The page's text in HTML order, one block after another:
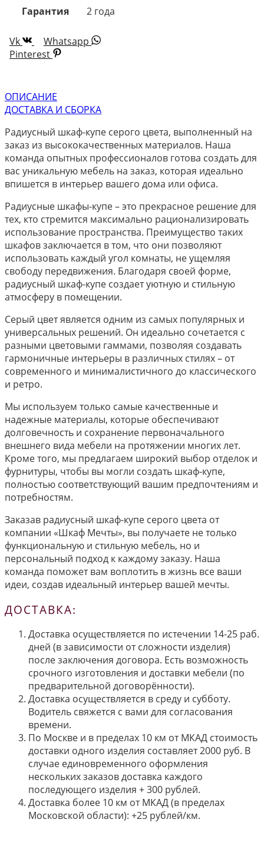
Гарантия 2 года
Vk
Whatsapp
Pinterest
ОПИСАНИЕ
ДОСТАВКА И СБОРКА
Радиусный шкаф-купе серого цвета, выполненный на
заказ из высококачественных материалов. Наша
команда опытных профессионалов готова создать для
вас уникальную мебель на заказ, которая идеально
впишется в интерьер вашего дома или офиса.
Радиусные шкафы-купе – это прекрасное решение для
тех, кто стремится максимально рационализировать
использование пространства. Преимущество таких
шкафов заключается в том, что они позволяют
использовать каждый угол комнаты, не ущемляя
свободу передвижения. Благодаря своей форме,
радиусный шкаф-купе создает уютную и стильную
атмосферу в помещении.
Серый цвет является одним из самых популярных и
универсальных решений. Он идеально сочетается с
разными цветовыми гаммами, позволяя создавать
гармоничные интерьеры в различных стилях – от
современного и минималистичного до классического
и ретро.
Мы используем только самые качественные и
надежные материалы, которые обеспечивают
долговечность и сохранение первоначального
внешнего вида мебели на протяжении многих лет.
Кроме того, мы предлагаем широкий выбор отделок и
фурнитуры, чтобы вы могли создать шкаф-купе,
полностью соответствующий вашим предпочтениям и
потребностям.
Заказав радиусный шкаф-купе серого цвета от
компании «Шкаф Мечты», вы получаете не только
функциональную и стильную мебель, но и
персональный подход к каждому заказу. Наша
команда поможет вам воплотить в жизнь все ваши
идеи, создав идеальный интерьер вашей мечты.
ДОСТАВКА:
Доставка осуществляется по истечении 14-25 раб.
дней (в зависимости от сложности изделия)
после заключения договора. Есть возможность
срочного изготовления и доставки мебели (по
предварительной договорённости).
Доставка осуществляется в среду и субботу.
Водитель свяжется с вами для согласования
времени.
По Москве и в пределах 10 км от МКАД стоимость
доставки одного изделия составляет 2000 руб. В
случае единовременного оформления
нескольких заказов доставка каждого
последующего изделия + 300 рублей.
Доставка более 10 км от МКАД (в пределах
Московской области): +25 рублей/км.